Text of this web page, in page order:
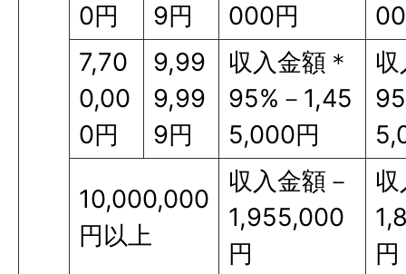
0円
9円
000円
7,70
0,00
0円
9,99
9,99
9円
収入金額＊
95%－1,45
5,000円
10,000,000
円以上
収入金額－
1,955,000
円
円